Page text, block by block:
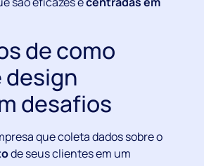
de como
design
desafios
que coleta dados sobre o
de seus clientes em um